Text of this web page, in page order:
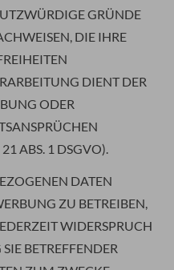
GRÜNDE
DIE IHRE
DIENT DER
ODER
ABS. 1 DSGVO).
DATEN
ZU BETREIBEN,
WIDERSPRUCH
BETREFFENDER